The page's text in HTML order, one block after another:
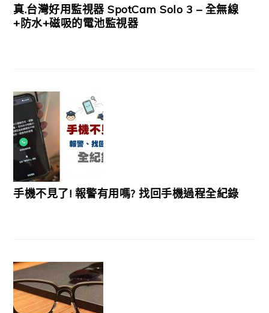
真.台灣好用監視器 SpotCam Solo 3 – 全無線
+防水+磁吸的電池監視器
手機不見了! 報警有用嗎? 找回手機過程全紀錄